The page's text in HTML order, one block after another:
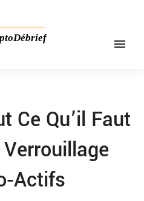
Ce Qu’il Faut